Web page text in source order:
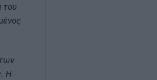
του
Η